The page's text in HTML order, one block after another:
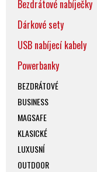
Bezdrátové nabíječky
Dárkové sety
USB nabíjecí kabely
Powerbanky
BEZDRÁTOVÉ
BUSINESS
MAGSAFE
KLASICKÉ
LUXUSNÍ
OUTDOOR